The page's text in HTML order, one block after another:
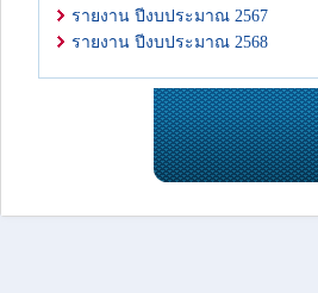
รายงาน ปีงบประมาณ 2567
รายงาน ปีงบประมาณ 2568